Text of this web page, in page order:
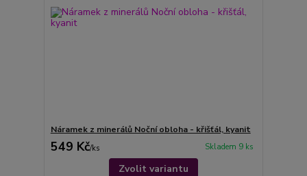
Náramek z minerálů Noční obloha - křišťál, kyanit
549 Kč/ks Skladem 9 ks
Zvolit variantu